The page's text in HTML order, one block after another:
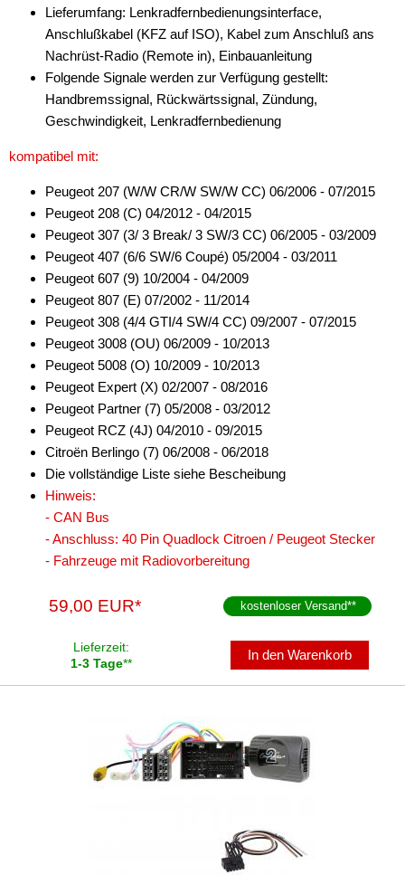
Werkstatt
Lieferumfang: Lenkradfernbedienungsinterface,
Anschlußkabel (KFZ auf ISO), Kabel zum Anschluß ans
Nachrüst-Radio (Remote in), Einbauanleitung
Folgende Signale werden zur Verfügung gestellt:
Handbremssignal, Rückwärtssignal, Zündung,
Geschwindigkeit, Lenkradfernbedienung
kompatibel mit:
Peugeot 207 (W/W CR/W SW/W CC) 06/2006 - 07/2015
Peugeot 208 (C) 04/2012 - 04/2015
Peugeot 307 (3/ 3 Break/ 3 SW/3 CC) 06/2005 - 03/2009
Peugeot 407 (6/6 SW/6 Coupé) 05/2004 - 03/2011
Peugeot 607 (9) 10/2004 - 04/2009
Peugeot 807 (E) 07/2002 - 11/2014
Peugeot 308 (4/4 GTI/4 SW/4 CC) 09/2007 - 07/2015
Peugeot 3008 (OU) 06/2009 - 10/2013
Peugeot 5008 (O) 10/2009 - 10/2013
Peugeot Expert (X) 02/2007 - 08/2016
Peugeot Partner (7) 05/2008 - 03/2012
Peugeot RCZ (4J) 04/2010 - 09/2015
Citroën Berlingo (7) 06/2008 - 06/2018
Die vollständige Liste siehe Bescheibung
Hinweis:
- CAN Bus
- Anschluss: 40 Pin Quadlock Citroen / Peugeot Stecker
- Fahrzeuge mit Radiovorbereitung
59,00 EUR* kostenloser Versand**
Lieferzeit:
1-3 Tage**
In den Warenkorb